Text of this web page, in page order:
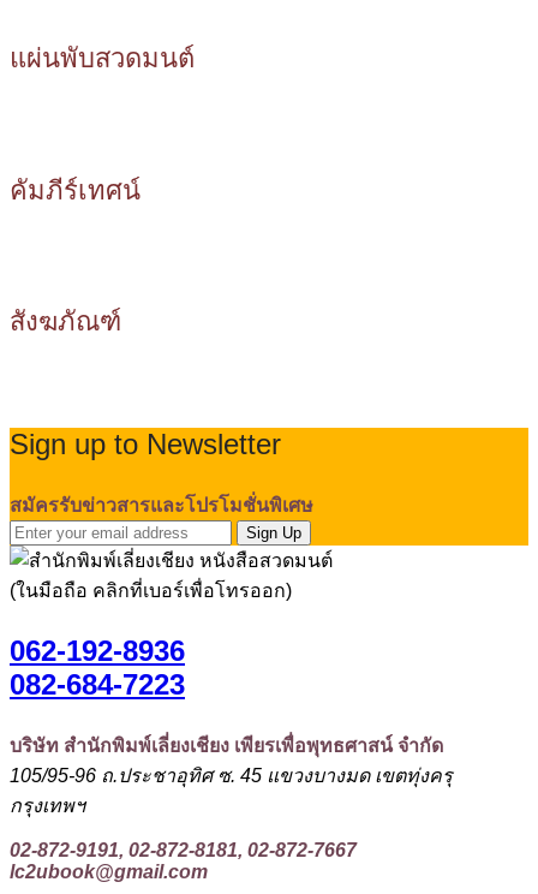
แผ่นพับสวดมนต์
คัมภีร์เทศน์
สังฆภัณฑ์
Sign up to Newsletter
สมัครรับข่าวสารและโปรโมชั่นพิเศษ
Sign Up
(ในมือถือ คลิกที่เบอร์เพื่อโทรออก)
062-192-8936
082-684-7223
บริษัท สำนักพิมพ์เลี่ยงเชียง เพียรเพื่อพุทธศาสน์ จำกัด
105/95-96 ถ.ประชาอุทิศ ซ. 45 แขวงบางมด เขตทุ่งครุ
กรุงเทพฯ
02-872-9191, 02-872-8181, 02-872-7667
lc2ubook@gmail.com